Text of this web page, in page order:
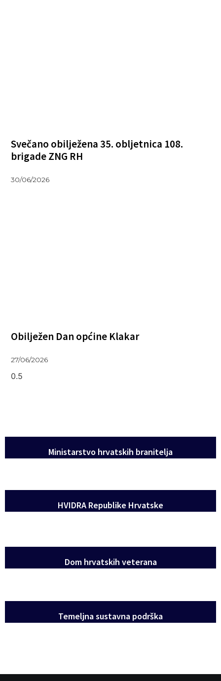
Svečano obilježena 35. obljetnica 108.
brigade ZNG RH
30/06/2026
Obilježen Dan općine Klakar
27/06/2026
Ministarstvo hrvatskih branitelja
HVIDRA Republike Hrvatske
Dom hrvatskih veterana
Temeljna sustavna podrška